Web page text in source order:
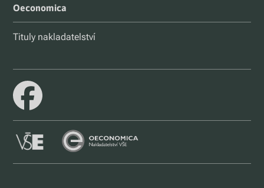
Oeconomica
Tituly nakladatelství